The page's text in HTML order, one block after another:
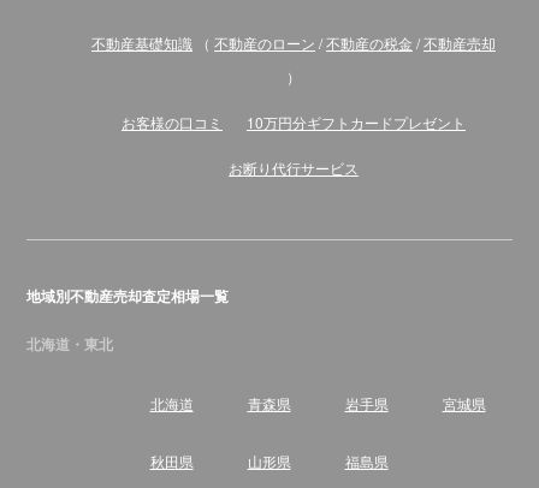
不動産基礎知識 （ 不動産のローン /不動産の税金 /不動産売却
）
お客様の口コミ 10万円分ギフトカードプレゼント
お断り代行サービス
地域別不動産売却査定相場一覧
北海道・東北
北海道 青森県 岩手県 宮城県
秋田県 山形県 福島県